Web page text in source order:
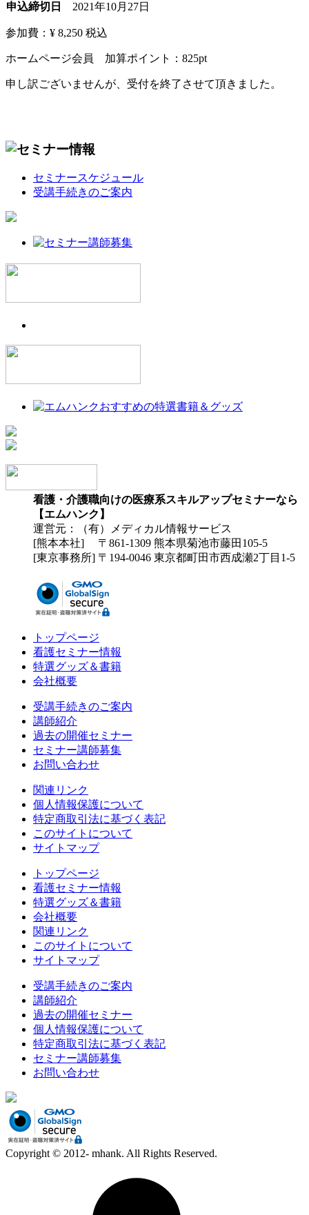
申込締切日
2021年10月27日
参加費：¥ 8,250 税込
ホームページ会員 加算ポイント： 825pt
申し訳ございませんが、受付を終了させて頂きました。
セミナースケジュール
受講手続きのご案内
看護・介護職向けの医療系スキルアップセミナーなら
【エムハンク】
運営元：（有）メディカル情報サービス
[熊本本社] 〒861-1309 熊本県菊池市藤田105-5
[東京事務所] 〒194-0046 東京都町田市西成瀬2丁目1-5
トップページ
看護セミナー情報
特選グッズ＆書籍
会社概要
受講手続きのご案内
講師紹介
過去の開催セミナー
セミナー講師募集
お問い合わせ
関連リンク
個人情報保護について
特定商取引法に基づく表記
このサイトについて
サイトマップ
トップページ
看護セミナー情報
特選グッズ＆書籍
会社概要
関連リンク
このサイトについて
サイトマップ
受講手続きのご案内
講師紹介
過去の開催セミナー
個人情報保護について
特定商取引法に基づく表記
セミナー講師募集
お問い合わせ
Copyright © 2012- mhank. All Rights Reserved.